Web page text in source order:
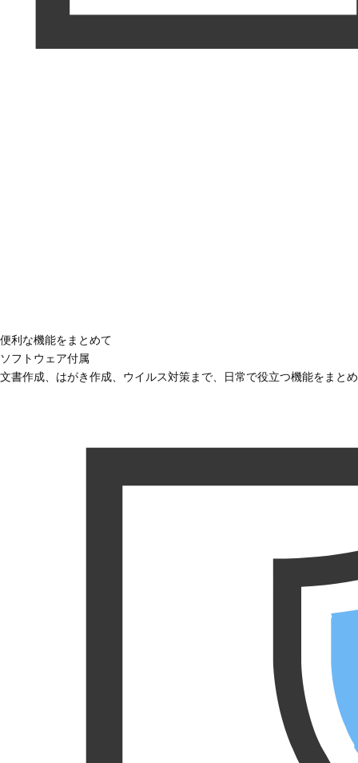
便利な機能をまとめて
ソフトウェア付属
文書作成、はがき作成、ウイルス対策まで、日常で役立つ機能をまと